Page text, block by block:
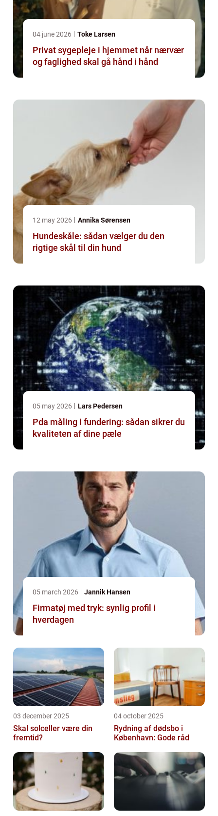
04 june 2026 Toke Larsen
Privat sygepleje i hjemmet når nærvær
og faglighed skal gå hånd i hånd
12 may 2026 Annika Sørensen
Hundeskåle: sådan vælger du den
rigtige skål til din hund
05 may 2026 Lars Pedersen
Pda måling i fundering: sådan sikrer du
kvaliteten af dine pæle
05 march 2026 Jannik Hansen
Firmatøj med tryk: synlig profil i
hverdagen
03 december 2025
Skal solceller være din
fremtid?
04 october 2025
Rydning af dødsbo i
København: Gode råd